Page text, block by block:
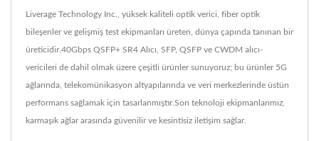
Liverage Technology Inc., yüksek kaliteli optik verici, fiber optik
bileşenler ve gelişmiş test ekipmanları üreten, dünya çapında tanınan bir
üreticidir.40Gbps QSFP+ SR4 Alıcı, SFP, QSFP ve CWDM alıcı-
vericileri de dahil olmak üzere çeşitli ürünler sunuyoruz; bu ürünler 5G
ağlarında, telekomünikasyon altyapılarında ve veri merkezlerinde üstün
performans sağlamak için tasarlanmıştır.Son teknoloji ekipmanlarımız,
karmaşık ağlar arasında güvenilir ve kesintisiz iletişim sağlar.